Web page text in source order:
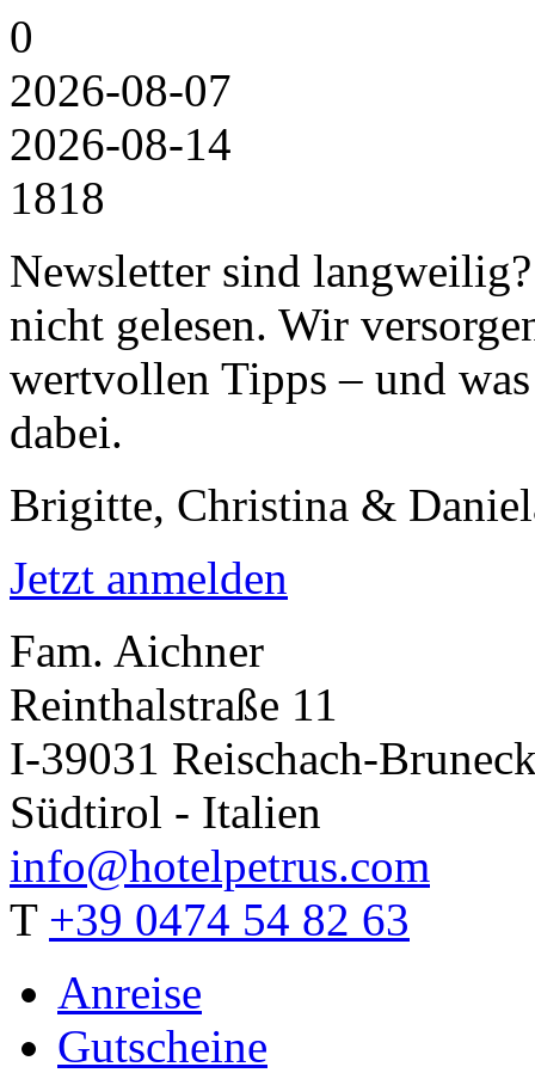
0
2026-08-07
2026-08-14
1818
Newsletter sind
nicht gelesen. Wir
wertvollen Tipps – und
dabei.
Brigitte, Christina &
Jetzt anmelden
Fam. Aichner
Reinthalstraße 11
I-39031 Reischach-
Südtirol - Italien
info@hotelpetrus.com
T +39 0474 54 82 63
Anreise
Gutscheine